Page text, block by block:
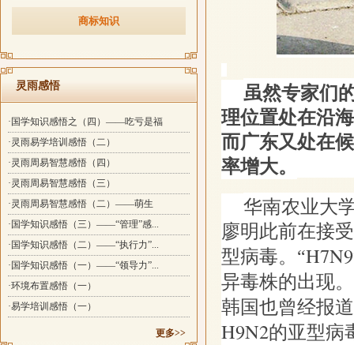
商标知识
灵雨感悟
·国学知识感悟之（四）——吃亏是福
·灵雨易学培训感悟（二）
·灵雨周易智慧感悟（四）
·灵雨周易智慧感悟（三）
·灵雨周易智慧感悟（二）——萌生
·国学知识感悟（三）——“管理”感...
·国学知识感悟（二）——“执行力”...
·国学知识感悟（一）——“领导力”...
·环境布置感悟（一）
·易学培训感悟（一）
更多>>
虽然专家们
理位置处在沿
而广东又处在
率增大。
华南农业大
廖明此前在接
型病毒。“H7N9
异毒株的出现
韩国也曾经报道
H9N2的亚型病